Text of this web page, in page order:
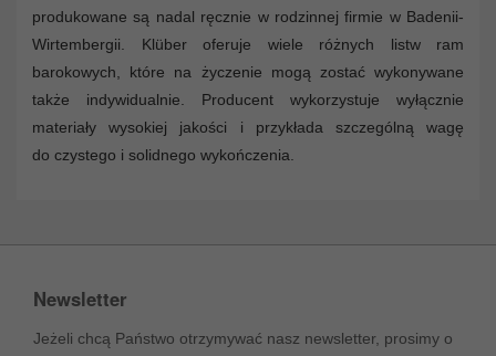
produkowane są nadal ręcznie w rodzinnej firmie w Badenii-
Wirtembergii. Klüber oferuje wiele różnych listw ram
barokowych, które na życzenie mogą zostać wykonywane
także indywidualnie. Producent wykorzystuje wyłącznie
materiały wysokiej jakości i przykłada szczególną wagę
do czystego i solidnego wykończenia.
Newsletter
Jeżeli chcą Państwo otrzymywać nasz newsletter, prosimy o